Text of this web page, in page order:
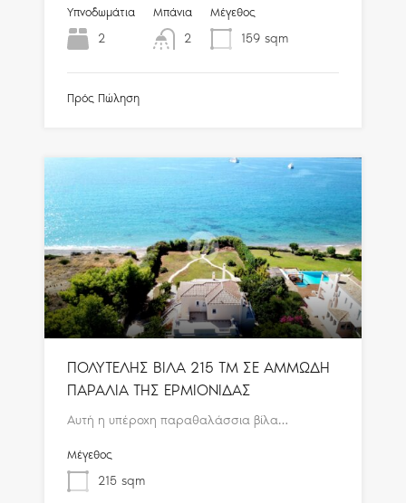
Υπνοδωμάτια
2
Μπάνια
2
Μέγεθος
159 sqm
Πρός Πώληση
ΠΟΛΥΤΕΛΗΣ ΒΙΛΑ 215 ΤΜ ΣΕ ΑΜΜΩΔΗ
ΠΑΡΑΛΙΑ ΤΗΣ ΕΡΜΙΟΝΙΔΑΣ
Αυτή η υπέροχη παραθαλάσσια βίλα…
Μέγεθος
215 sqm